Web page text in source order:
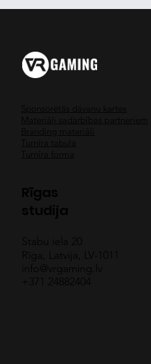
Project Cars